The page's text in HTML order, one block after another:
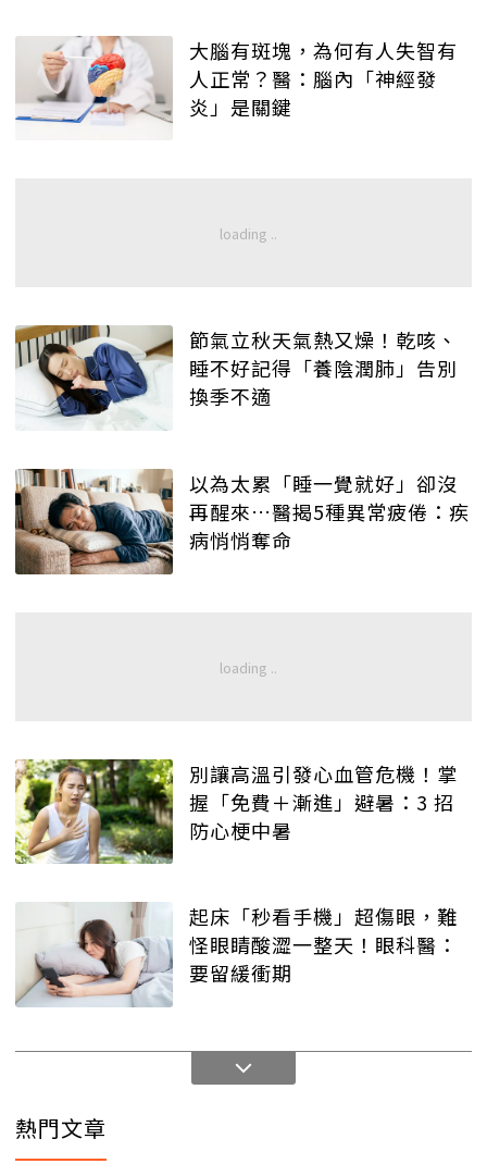
大腦有斑塊，為何有人失智有
人正常？醫：腦內「神經發
炎」是關鍵
節氣立秋天氣熱又燥！乾咳、
睡不好記得「養陰潤肺」告別
換季不適
以為太累「睡一覺就好」卻沒
再醒來…醫揭5種異常疲倦：疾
病悄悄奪命
別讓高溫引發心血管危機！掌
握「免費＋漸進」避暑：3 招
防心梗中暑
起床「秒看手機」超傷眼，難
怪眼睛酸澀一整天！眼科醫：
要留緩衝期
熱門文章